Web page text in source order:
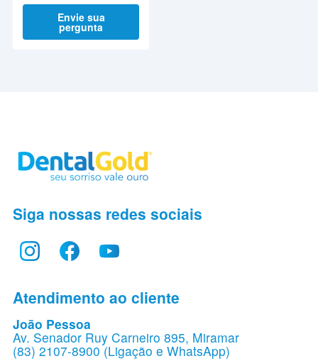
Envie sua
pergunta
Siga nossas redes sociais
Atendimento ao cliente
João Pessoa
Av. Senador Ruy Carneiro 895, Miramar
(83) 2107-8900 (Ligação e WhatsApp)